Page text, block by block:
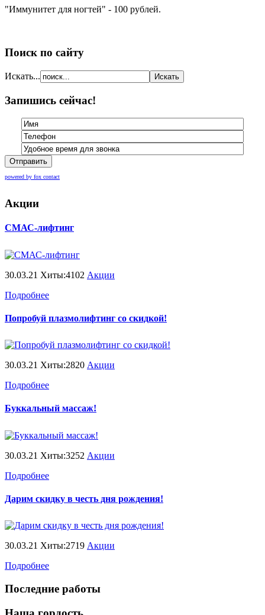
"Иммунитет для ногтей" - 100 рублей.
Поиск по сайту
Искать...
Запишись сейчас!
Отправить
powered by fox contact
Акции
СМАС-лифтинг
30.03.21 Хиты:4102 Акции
Подробнее
Попробуй плазмолифтинг со скидкой!
30.03.21 Хиты:2820 Акции
Подробнее
Буккальный массаж!
30.03.21 Хиты:3252 Акции
Подробнее
Дарим скидку в честь дня рождения!
30.03.21 Хиты:2719 Акции
Подробнее
Последние работы